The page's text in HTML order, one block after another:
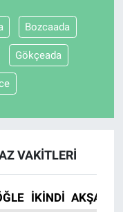
Bozcaada
Gökçeada
VAKITLERI
İKINDI AKŞAM